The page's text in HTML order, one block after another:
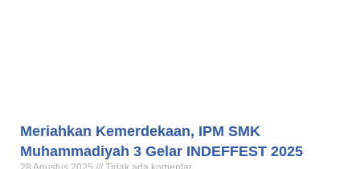
Meriahkan Kemerdekaan, IPM SMK
Muhammadiyah 3 Gelar INDEFFEST 2025